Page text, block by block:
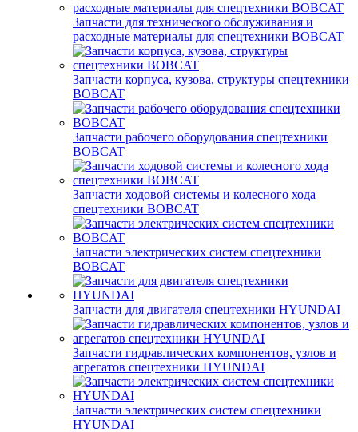
Запчасти для технического обслуживания и
расходные материалы для спецтехники BOBCAT
Запчасти корпуса, кузова, структуры спецтехники
BOBCAT
Запчасти рабочего оборудования спецтехники
BOBCAT
Запчасти ходовой системы и колесного хода
спецтехники BOBCAT
Запчасти электрических систем спецтехники
BOBCAT
Запчасти для двигателя спецтехники HYUNDAI
Запчасти гидравлических компонентов, узлов и
агрегатов спецтехники HYUNDAI
Запчасти электрических систем спецтехники
HYUNDAI